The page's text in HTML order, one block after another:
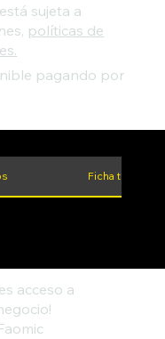
pagando por
sujeta a
políticas de
Ficha técnica
acceso a